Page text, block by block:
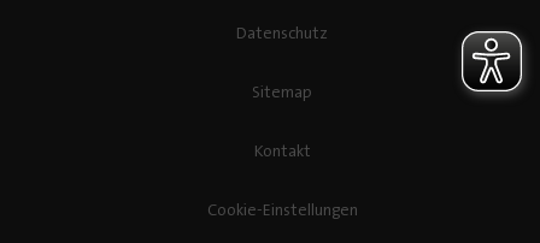
Datenschutz
Sitemap
Kontakt
Cookie-Einstellungen